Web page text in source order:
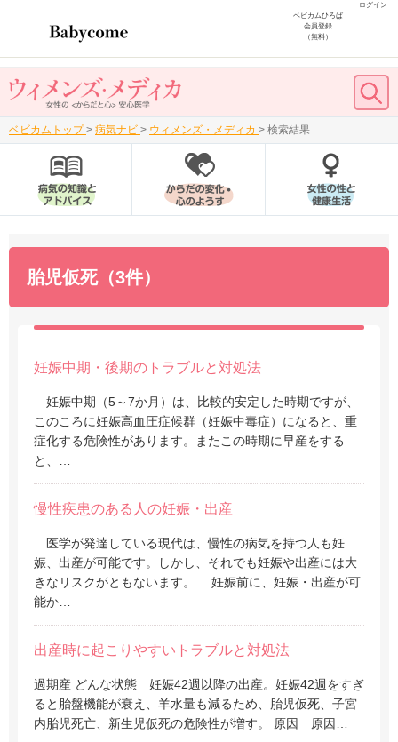
ログイン
ベビカムひろば
会員登録
（無料）
ベビカムトップ > 病気ナビ > ウィメンズ・メディカ > 検索結果
胎児仮死（3件）
妊娠中期・後期のトラブルと対処法
妊娠中期（5～7か月）は、比較的安定した時期ですが、
このころに妊娠高血圧症候群（妊娠中毒症）になると、重
症化する危険性があります。またこの時期に早産をする
と、…
慢性疾患のある人の妊娠・出産
医学が発達している現代は、慢性の病気を持つ人も妊
娠、出産が可能です。しかし、それでも妊娠や出産には大
きなリスクがともないます。 妊娠前に、妊娠・出産が可
能か…
出産時に起こりやすいトラブルと対処法
過期産 どんな状態 妊娠42週以降の出産。妊娠42週をすぎ
ると胎盤機能が衰え、羊水量も減るため、胎児仮死、子宮
内胎児死亡、新生児仮死の危険性が増す。 原因 原因…